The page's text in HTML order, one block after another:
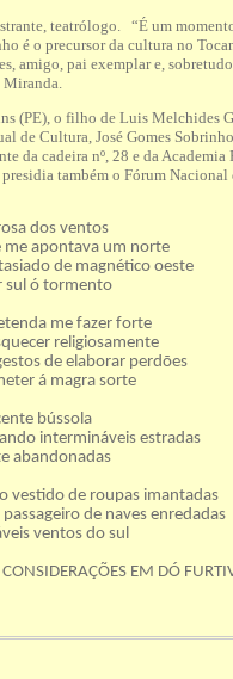
teatrólogo. “É um
é o precursor da cultura no
amigo, pai exemplar e,
(PE), o filho de Luis Melchides
de Cultura, José Gomes
da cadeira nº, 28 e da
também o Fórum Nacional
dos ventos
um norte
de magnético oeste
sul ó tormento
me fazer forte
religiosamente
de elaborar perdões
á magra sorte
bússola
intermináveis estradas
abandonadas
vestido de roupas imantadas
de naves enredadas
ventos do sul
EM DÓ